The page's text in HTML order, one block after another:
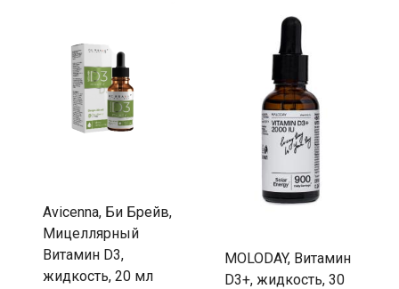
Avicenna, Би Брейв,
Мицеллярный
Витамин D3,
жидкость, 20 мл
MOLODAY, Витамин
D3+, жидкость, 30